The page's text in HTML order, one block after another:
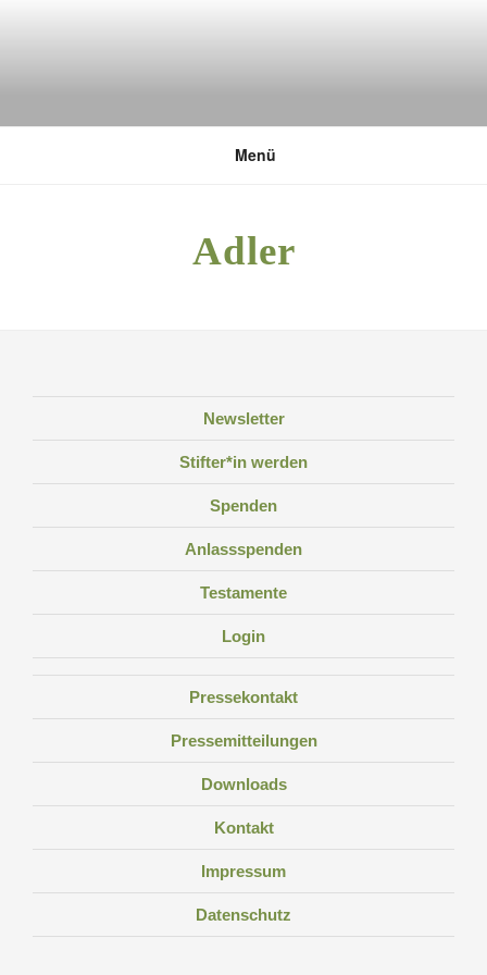
DEUTSCHE UMWELTSTIFTUNG
Menü
Adler
Newsletter
Stifter*in werden
Spenden
Anlassspenden
Testamente
Login
Pressekontakt
Pressemitteilungen
Downloads
Kontakt
Impressum
Datenschutz